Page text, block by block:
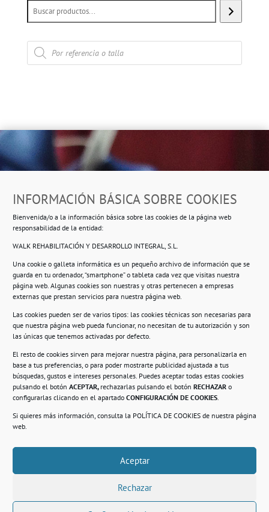
INFORMACIÓN BÁSICA SOBRE COOKIES
Bienvenida/o a la información básica sobre las cookies de la página web
responsabilidad de la entidad:
WALK REHABILITACIÓN Y DESARROLLO INTEGRAL, S.L.
Una cookie o galleta informática es un pequeño archivo de información que se
guarda en tu ordenador, “smartphone” o tableta cada vez que visitas nuestra
página web. Algunas cookies son nuestras y otras pertenecen a empresas
externas que prestan servicios para nuestra página web.
Las cookies pueden ser de varios tipos: las cookies técnicas son necesarias para
que nuestra página web pueda funcionar, no necesitan de tu autorización y son
las únicas que tenemos activadas por defecto.
El resto de cookies sirven para mejorar nuestra página, para personalizarla en
base a tus preferencias, o para poder mostrarte publicidad ajustada a tus
búsquedas, gustos e intereses personales. Puedes aceptar todas estas cookies
pulsando el botón ACEPTAR, rechazarlas pulsando el botón RECHAZAR o
configurarlas clicando en el apartado CONFIGURACIÓN DE COOKIES.
Si quieres más información, consulta la POLÍTICA DE COOKIES de nuestra página
web.
Aceptar
Rechazar
Búsqueda
de
productos
Ropero Solidario de Usera
Beasáin 25-33posterior, local 3 – 28041 Madrid
Información
Compromiso con la protección de datos
personales.
Política de Cookies.
© 2021. Realizado en el Centro de Rehabilitación